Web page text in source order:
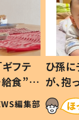
フテ
食”を
の親
編集部
ひ孫
が、
「涙が
い」